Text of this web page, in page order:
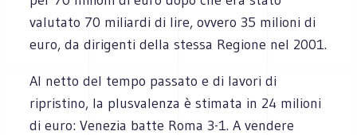
valutato 70 miliardi di lire, ovvero 35 milioni di
euro, da dirigenti della stessa Regione nel 2001.
Al netto del tempo passato e di lavori di
ripristino, la plusvalenza è stimata in 24 milioni
di euro: Venezia batte Roma 3-1. A vendere